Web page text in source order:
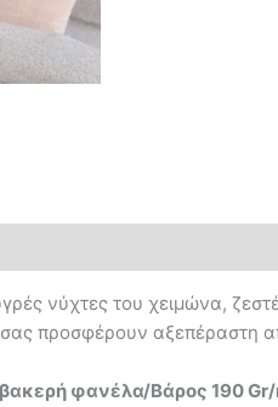
υγρές νύχτες του χειμώνα,
προσφέρουν αξεπέραστη
φανέλα/Βάρος 190 Gr/